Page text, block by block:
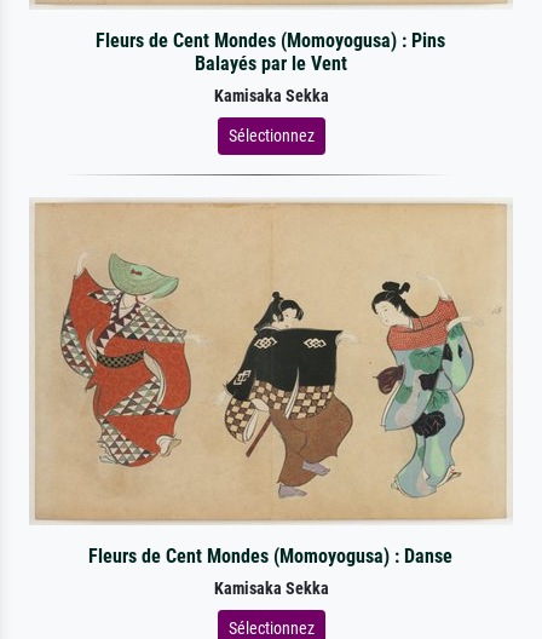
Fleurs de Cent Mondes (Momoyogusa) : Pins
Balayés par le Vent
Kamisaka Sekka
Sélectionnez
Fleurs de Cent Mondes (Momoyogusa) : Danse
Kamisaka Sekka
Sélectionnez